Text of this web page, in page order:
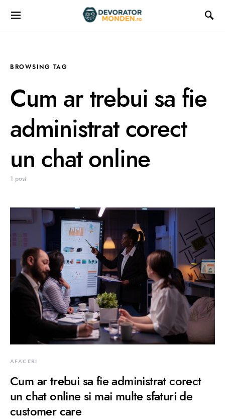
BROWSING TAG
Cum ar trebui sa fie
administrat corect
un chat online
1 post
AFACERI
Cum ar trebui sa fie administrat corect
un chat online si mai multe sfaturi de
customer care